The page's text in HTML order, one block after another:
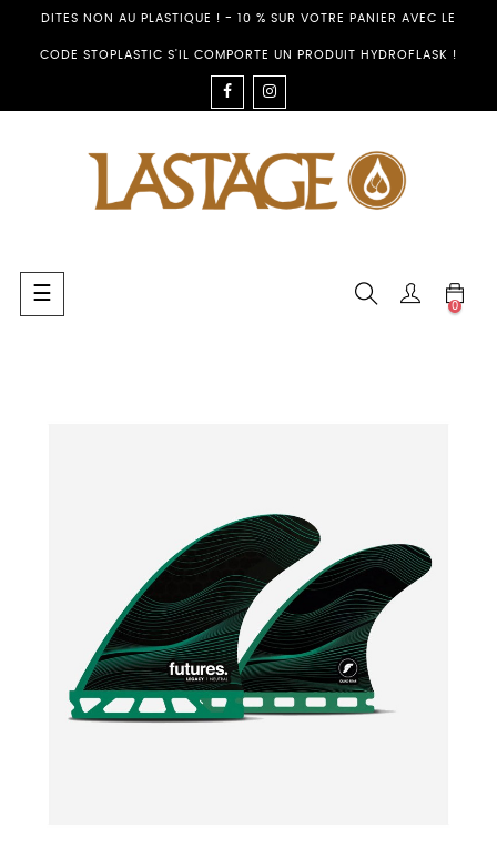
DITES NON AU PLASTIQUE ! - 10 % SUR VOTRE PANIER AVEC LE
CODE STOPLASTIC S'IL COMPORTE UN PRODUIT HYDROFLASK !
FACEBOOK
Toggle
navigation
☰
0